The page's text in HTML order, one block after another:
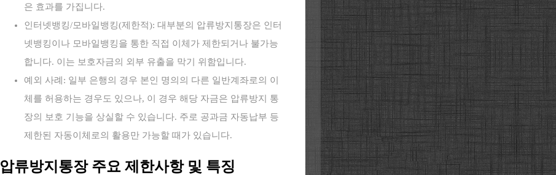
은 효과를 가집니다.
인터넷뱅킹/모바일뱅킹(제한적): 대부분의 압류방지통장은 인터
넷뱅킹이나 모바일뱅킹을 통한 직접 이체가 제한되거나 불가능
합니다. 이는 보호자금의 외부 유출을 막기 위함입니다.
예외 사례: 일부 은행의 경우 본인 명의의 다른 일반계좌로의 이
체를 허용하는 경우도 있으나, 이 경우 해당 자금은 압류방지 통
장의 보호 기능을 상실할 수 있습니다. 주로 공과금 자동납부 등
제한된 자동이체로의 활용만 가능할 때가 있습니다.
압류방지통장 주요 제한사항 및 특징